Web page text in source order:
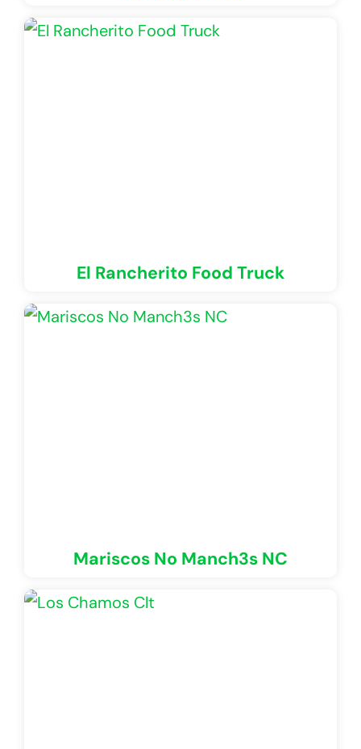
El Rancherito Food Truck
Mariscos No Manch3s NC